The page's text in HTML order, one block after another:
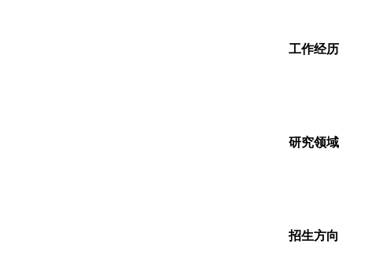
工作经历
研究领域
招生方向